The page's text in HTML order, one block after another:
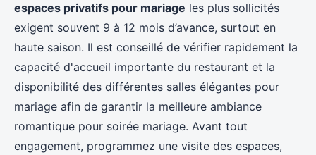
espaces privatifs pour mariage les plus sollicités
exigent souvent 9 à 12 mois d’avance, surtout en
haute saison. Il est conseillé de vérifier rapidement la
capacité d'accueil importante du restaurant et la
disponibilité des différentes salles élégantes pour
mariage afin de garantir la meilleure ambiance
romantique pour soirée mariage. Avant tout
engagement, programmez une visite des espaces,